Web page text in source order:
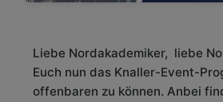
Liebe Nordakademiker, liebe
Euch nun das Knaller-Event-
offenbaren zu können. Anbei